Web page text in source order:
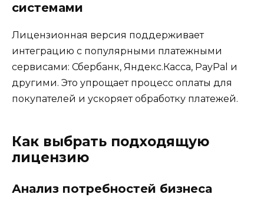
системами
Лицензионная версия поддерживает
интеграцию с популярными платежными
сервисами: Сбербанк, Яндекс.Касса, PayPal и
другими. Это упрощает процесс оплаты для
покупателей и ускоряет обработку платежей.
Как выбрать подходящую
лицензию
Анализ потребностей бизнеса